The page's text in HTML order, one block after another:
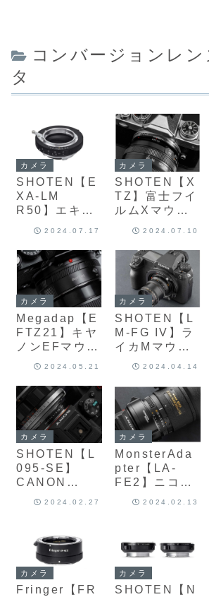
コンバージョンレ
タ
カメラ
SHOTEN【E
XA-LM
R50】エキザ
イカMマウン
トのカメラで
使用するため
のヘリコイド
付きマウント
アダプター
2024.07.17
カメラ
SHOTEN【X
TZ】富士フイ
ルムXマウン
トカメラに装
着するための
電子マウント
アダプター
2024.07.10
カメラ
Megadap【E
FTZ21】キヤ
ノンEFマウン
トレンズ→ニ
ト変換電子マ
ウントアダプ
ター
2024.05.21
カメラ
SHOTEN【L
M-FG IV】ラ
イカMマウン
トレンズ→富
GFX Gマウン
ト変換アダプ
タ
2024.04.14
カメラ
SHOTEN【L
095-SE】
CANON
50mm F0.95
ソニーEマウ
ント変換マウ
ントアダプタ
ー
2024.02.27
カメラ
MonsterAda
pter【LA-
FE2】ニコン
Fマウントレ
ウントアダプ
ター
2024.02.13
カメラ
Fringer【FR
カメラ
SHOTEN【N